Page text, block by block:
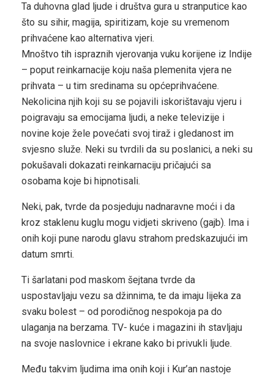
Ta duhovna glad ljude i društva gura u stranputice kao
što su sihir, magija, spiritizam, koje su vremenom
prihvaćene kao alternativa vjeri.
Mnoštvo tih ispraznih vjerovanja vuku korijene iz Indije
– poput reinkarnacije koju naša plemenita vjera ne
prihvata – u tim sredinama su općeprihvaćene.
Nekolicina njih koji su se pojavili iskorištavaju vjeru i
poigravaju sa emocijama ljudi, a neke televizije i
novine koje žele povećati svoj tiraž i gledanost im
svjesno služe. Neki su tvrdili da su poslanici, a neki su
pokušavali dokazati reinkarnaciju pričajući sa
osobama koje bi hipnotisali.
Neki, pak, tvrde da posjeduju nadnaravne moći i da
kroz staklenu kuglu mogu vidjeti skriveno (gajb). Ima i
onih koji pune narodu glavu strahom predskazujući im
datum smrti.
Ti šarlatani pod maskom šejtana tvrde da
uspostavljaju vezu sa džinnima, te da imaju lijeka za
svaku bolest – od porodičnog nespokoja pa do
ulaganja na berzama. TV- kuće i magazini ih stavljaju
na svoje naslovnice i ekrane kako bi privukli ljude.
Među takvim ljudima ima onih koji i Kur’an nastoje